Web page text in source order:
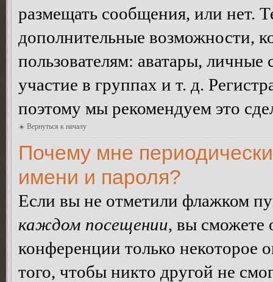
размещать сообщения, или нет.
дополнительные возможности,
пользователям: аватары,
участие в группах и т. д.
поэтому мы рекомендуем это
Вернуться к началу
Почему мне
имени и пароля?
Если вы не отметили флажком
каждом посещении, вы сможете
конференции только некоторое
того, чтобы никто другой не